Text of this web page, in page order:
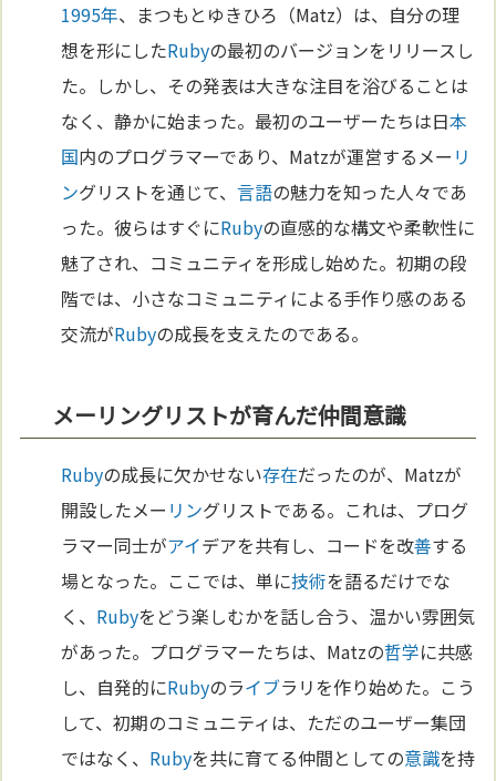
1995年、まつもとゆきひろ（Matz）は、自分の理
想を形にしたRubyの最初のバージョンをリリースし
た。しかし、その発表は大きな注目を浴びることは
なく、静かに始まった。最初のユーザーたちは日本
国内のプログラマーであり、Matzが運営するメー リ
ングリストを通じて、言語の魅力を知った人々であ
った。彼らはすぐにRubyの直感的な構文や柔軟性に
魅了され、コミュニティを形成し始めた。初期の段
階では、小さなコミュニティによる手作り感のある
交流がRubyの成長を支えたのである。
メーリングリストが育んだ仲間意識
Rubyの成長に欠かせない存在だったのが、Matzが
開設したメー リングリストである。これは、プログ
ラマー同士がアイデアを共有し、コードを改善する
場となった。ここでは、単に技術を語るだけでな
く、 Rubyをどう楽しむかを話し合う、温かい雰囲気
があった。プログラマーたちは、Matzの哲学に共感
し、自発的にRubyのライブラリを作り始めた。こう
して、初期のコミュニティは、ただのユーザー集団
ではなく、 Rubyを共に育てる仲間としての意識を持